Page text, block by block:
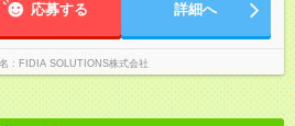
応募する 詳細へ
FIDIA SOLUTIONS株式会社